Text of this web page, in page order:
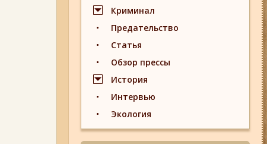
Криминал
Предательство
Статья
Обзор прессы
История
Интервью
Экология